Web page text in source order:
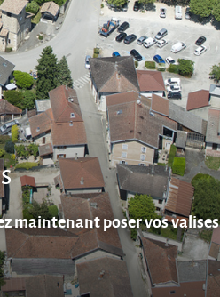
maintenant poser vos valises